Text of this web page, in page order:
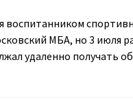
воспитанником
МБА, но 3 июля
удаленно получать